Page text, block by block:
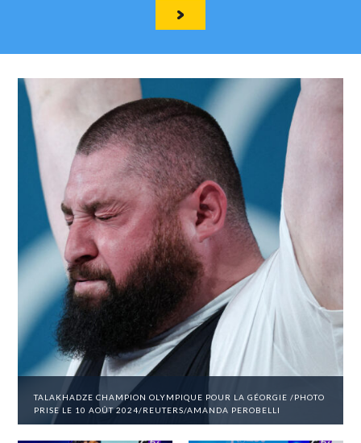
TALAKHADZE CHAMPION OLYMPIQUE POUR LA GÉORGIE /PHOTO
PRISE LE 10 AOÛT 2024/REUTERS/AMANDA PEROBELLI